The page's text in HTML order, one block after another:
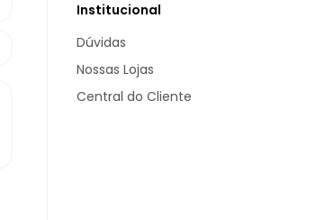
Institucional
Dúvidas
Nossas Lojas
Central do Cliente